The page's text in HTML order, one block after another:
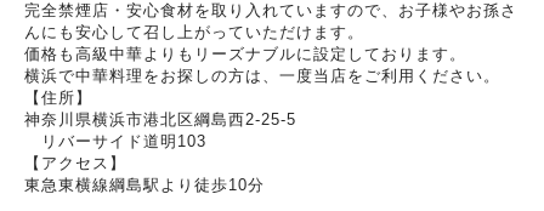
完全禁煙店・安心食材を取り入れていますので、お子様やお孫さ
んにも安心して召し上がっていただけます。
価格も高級中華よりもリーズナブルに設定しております。
横浜で中華料理をお探しの方は、一度当店をご利用ください。
【住所】
神奈川県横浜市港北区綱島西2-25-5
リバーサイド道明103
【アクセス】
東急東横線綱島駅より徒歩10分